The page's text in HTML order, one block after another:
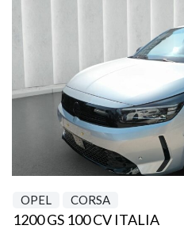
OPEL CORSA
1200 GS 100 CV ITALIA